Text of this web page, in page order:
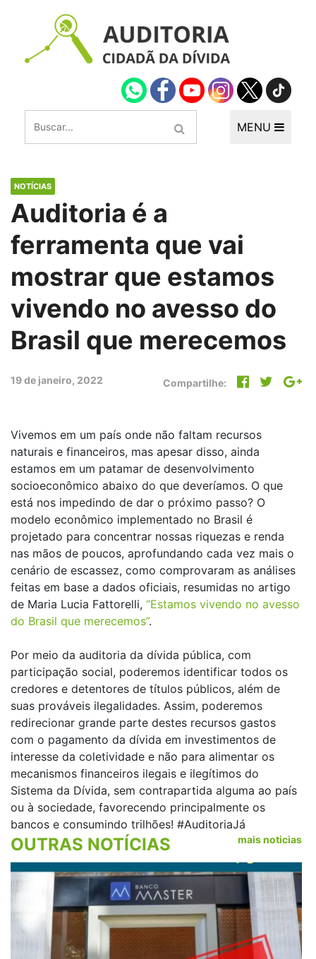
MENU
NOTÍCIAS
Auditoria é a
ferramenta que vai
mostrar que estamos
vivendo no avesso do
Brasil que merecemos
19 de janeiro, 2022 Compartilhe:
Vivemos em um país onde não faltam recursos
naturais e financeiros, mas apesar disso, ainda
estamos em um patamar de desenvolvimento
socioeconômico abaixo do que deveríamos. O que
está nos impedindo de dar o próximo passo? O
modelo econômico implementado no Brasil é
projetado para concentrar nossas riquezas e renda
nas mãos de poucos, aprofundando cada vez mais o
cenário de escassez, como comprovaram as análises
feitas em base a dados oficiais, resumidas no artigo
de Maria Lucia Fattorelli, “Estamos vivendo no avesso
do Brasil que merecemos”.
Por meio da auditoria da dívida pública, com
participação social, poderemos identificar todos os
credores e detentores de títulos públicos, além de
suas prováveis ilegalidades. Assim, poderemos
redirecionar grande parte destes recursos gastos
com o pagamento da dívida em investimentos de
interesse da coletividade e não para alimentar os
mecanismos financeiros ilegais e ilegítimos do
Sistema da Dívida, sem contrapartida alguma ao país
ou à sociedade, favorecendo principalmente os
bancos e consumindo trilhões! #AuditoriaJá
OUTRAS NOTÍCIAS mais noticias